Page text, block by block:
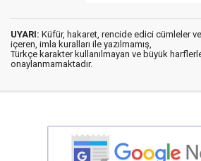
UYARI: Küfür, hakaret, rencide edici cümleler
içeren, imla kuralları ile yazılmamış,
Türkçe karakter kullanılmayan ve büyük
onaylanmamaktadır.